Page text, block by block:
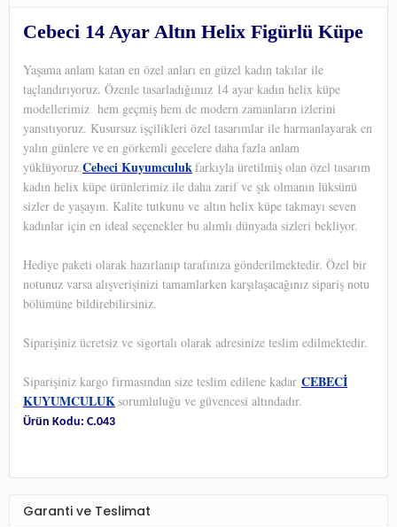
Cebeci 14 Ayar Altın Helix Figürlü Küpe
Yaşama anlam katan en özel anları en güzel kadın takılar ile
taçlandırıyoruz. Özenle tasarladığımız 14 ayar kadın helix küpe
modellerimiz hem geçmiş hem de modern zamanların izlerini
yansıtıyoruz. Kusursuz işçilikleri özel tasarımlar ile harmanlayarak en
yalın günlere ve en görkemli gecelere daha fazla anlam
yüklüyoruz.Cebeci Kuyumculukfarkıyla üretilmiş olan özel tasarım
kadın helix küpe ürünlerimiz ile daha zarif ve şık olmanın lüksünü
sizler de yaşayın. Kalite tutkunu ve altın helix küpe takmayı seven
kadınlar için en ideal seçenekler bu alımlı dünyada sizleri bekliyor.
Hediye paketi olarak hazırlanıp tarafınıza gönderilmektedir. Özel bir
notunuz varsa alışverişinizi tamamlarken karşılaşacağınız sipariş notu
bölümüne bildirebilirsiniz.
Siparişiniz ücretsiz ve sigortalı olarak adresinize teslim edilmektedir.
Siparişiniz kargo firmasından size teslim edilene kadar CEBECİ
KUYUMCULUKsorumluluğu ve güvencesi altındadır.
Ürün Kodu: C.043
Garanti ve Teslimat